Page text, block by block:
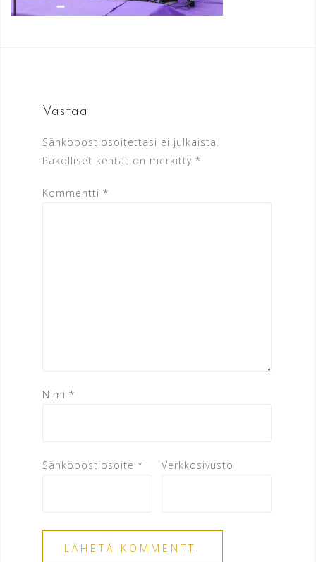
Vastaa
Sähköpostiosoitettasi ei julkaista.
Pakolliset kentät on merkitty *
Kommentti *
Nimi *
Sähköpostiosoite * Verkkosivusto